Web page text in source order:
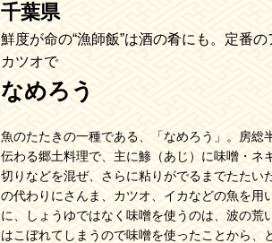
千葉県
鮮度が命の“漁師飯”は酒の肴にも。定番の
カツオで
なめろう
魚のたたきの一種である、「なめろう」。房総
伝わる郷土料理で、主に鯵（あじ）に味噌・ネ
切りなどを混ぜ、さらに粘りがでるまでたたい
の代わりにさんま、カツオ、イカなどの魚を用
に、しょうゆではなく味噌を使うのは、波の荒
はこぼれてしまうので味噌を使ったことから、